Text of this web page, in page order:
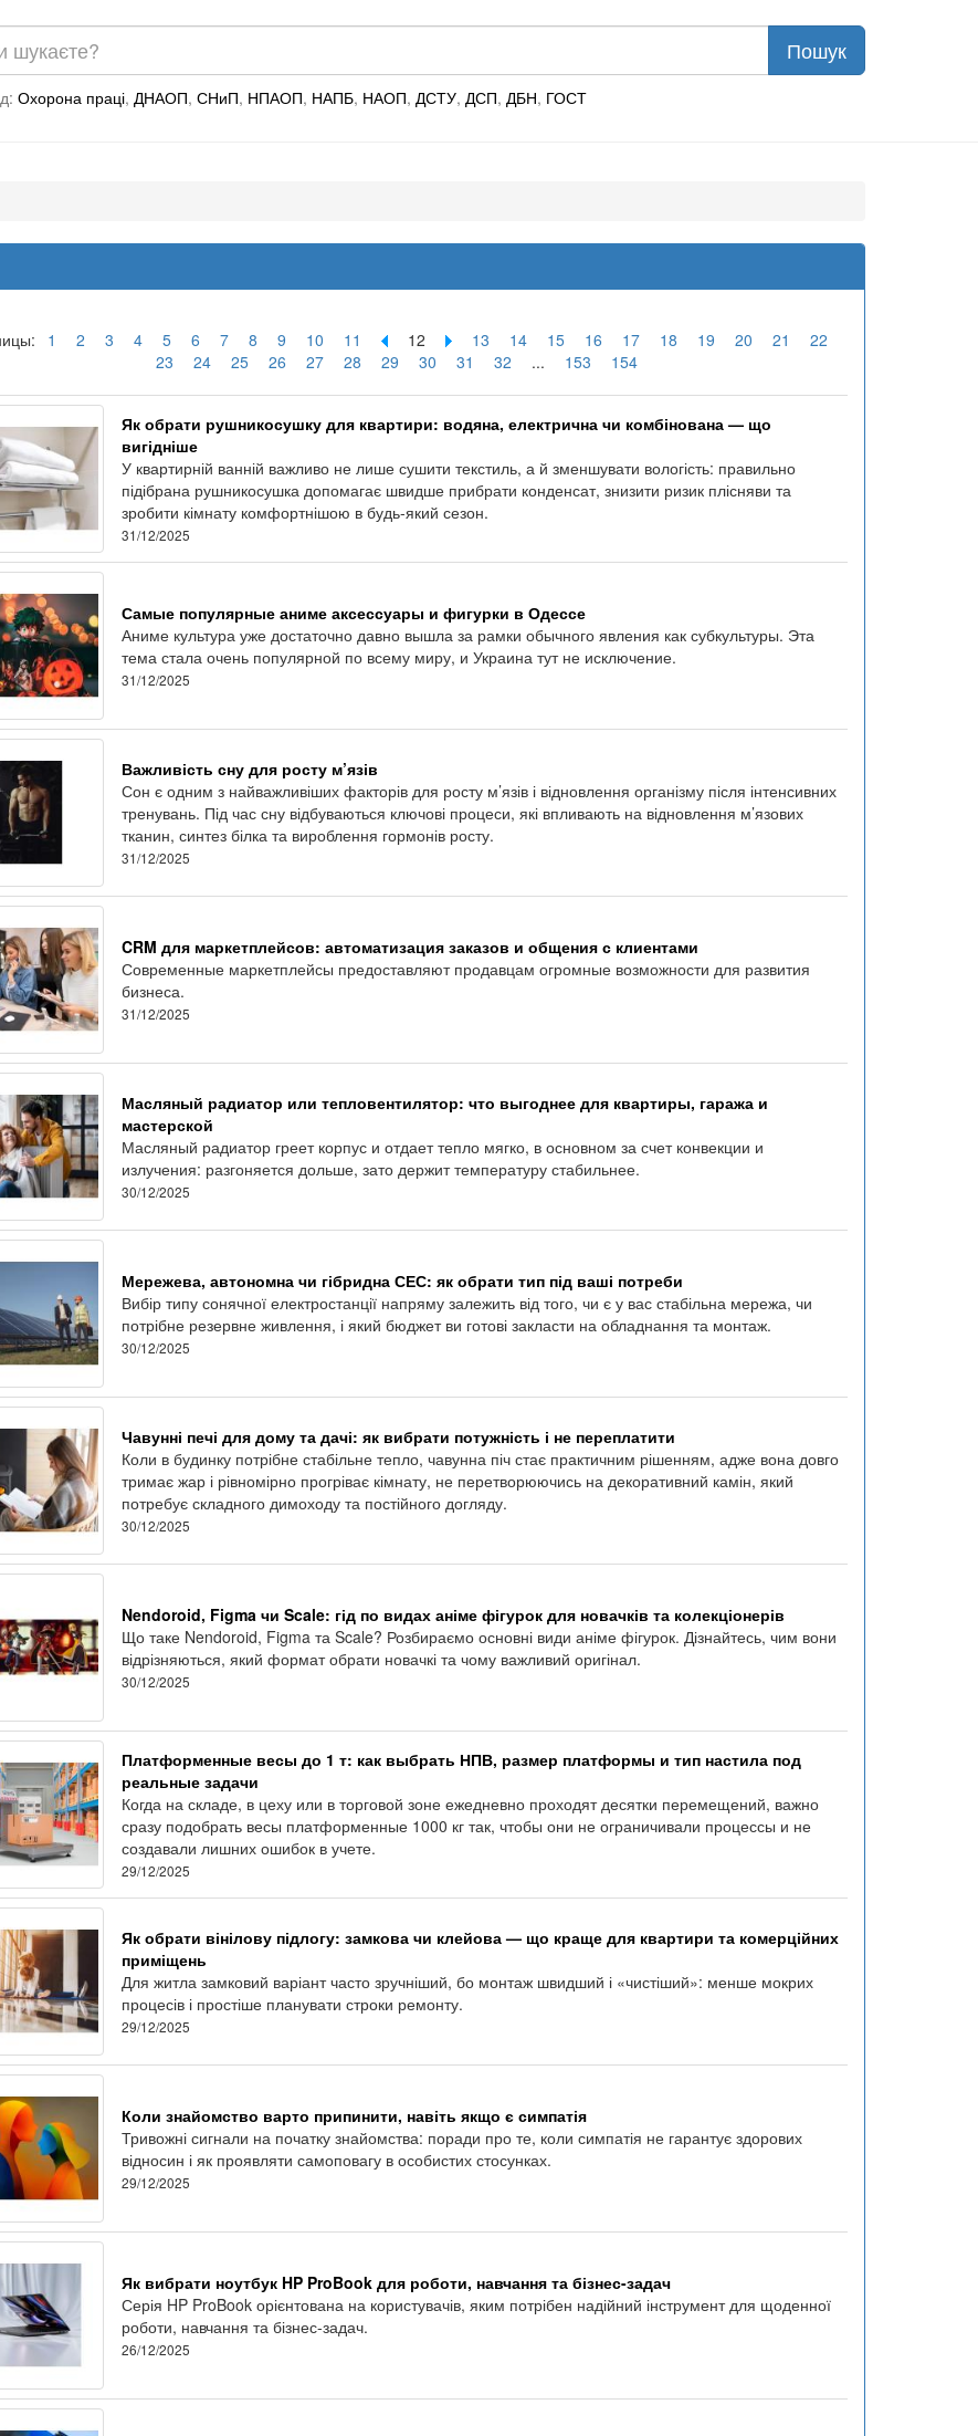
Охорона праці, ДНАОП, СНиП, НПАОП, НАПБ, НАОП, ДСТУ, ДСП, ДБН, ГОСТ
1 2 3 4 5 6 7 8 9 10 11 12 13 14 15 16 17 18 19 20 21
22
23
24 25 26 27 28 29 30 31 32 ... 153 154
Як обрати рушникосушку для квартири: водяна, електрична чи комбінована — що
вигідніше
У квартирній ванній важливо не лише сушити текстиль, а й зменшувати вологість: правильно
підібрана рушникосушка допомагає швидше прибрати конденсат, знизити ризик плісняви та
зробити кімнату комфортнішою в будь-який сезон.
31/12/2025
Самые популярные аниме аксессуары и фигурки в Одессе
Аниме культура уже достаточно давно вышла за рамки обычного явления как субкультуры. Эта
тема стала очень популярной по всему миру, и Украина тут не исключение.
31/12/2025
Важливість сну для росту м’язів
Сон є одним з найважливіших факторів для росту м’язів і відновлення організму після інтенсивних
тренувань. Під час сну відбуваються ключові процеси, які впливають на відновлення м’язових
тканин, синтез білка та вироблення гормонів росту.
31/12/2025
CRM для маркетплейсов: автоматизация заказов и общения с клиентами
Современные маркетплейсы предоставляют продавцам огромные возможности для развития
бизнеса.
31/12/2025
Масляный радиатор или тепловентилятор: что выгоднее для квартиры, гаража и
мастерской
Масляный радиатор греет корпус и отдает тепло мягко, в основном за счет конвекции и
излучения: разгоняется дольше, зато держит температуру стабильнее.
30/12/2025
Мережева, автономна чи гібридна СЕС: як обрати тип під ваші потреби
Вибір типу сонячної електростанції напряму залежить від того, чи є у вас стабільна мережа, чи
потрібне резервне живлення, і який бюджет ви готові закласти на обладнання та монтаж.
30/12/2025
Чавунні печі для дому та дачі: як вибрати потужність і не переплатити
Коли в будинку потрібне стабільне тепло, чавунна піч стає практичним рішенням, адже вона довго
тримає жар і рівномірно прогріває кімнату, не перетворюючись на декоративний камін, який
потребує складного димоходу та постійного догляду.
30/12/2025
Nendoroid, Figma чи Scale: гід по видах аніме фігурок для новачків та колекціонерів
Що таке Nendoroid, Figma та Scale? Розбираємо основні види аніме фігурок. Дізнайтесь, чим вони
відрізняються, який формат обрати новачкі та чому важливий оригінал.
30/12/2025
Платформенные весы до 1 т: как выбрать НПВ, размер платформы и тип настила под
реальные задачи
Когда на складе, в цеху или в торговой зоне ежедневно проходят десятки перемещений, важно
сразу подобрать весы платформенные 1000 кг так, чтобы они не ограничивали процессы и не
создавали лишних ошибок в учете.
29/12/2025
Як обрати вінілову підлогу: замкова чи клейова — що краще для квартири та комерційних
приміщень
Для житла замковий варіант часто зручніший, бо монтаж швидший і «чистіший»: менше мокрих
процесів і простіше планувати строки ремонту.
29/12/2025
Коли знайомство варто припинити, навіть якщо є симпатія
Тривожні сигнали на початку знайомства: поради про те, коли симпатія не гарантує здорових
відносин і як проявляти самоповагу в особистих стосунках.
29/12/2025
Як вибрати ноутбук HP ProBook для роботи, навчання та бізнес-задач
Серія HP ProBook орієнтована на користувачів, яким потрібен надійний інструмент для щоденної
роботи, навчання та бізнес-задач.
26/12/2025